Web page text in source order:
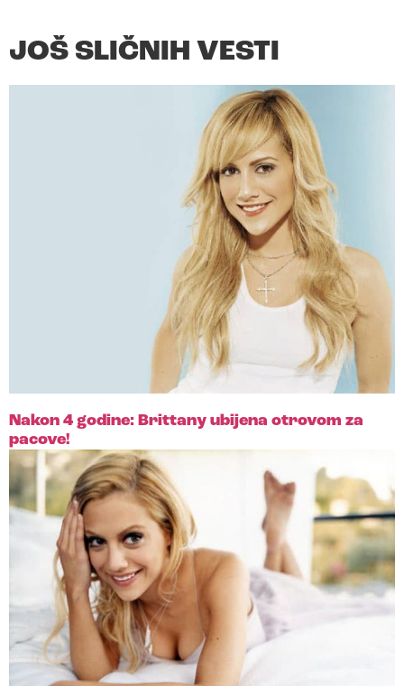
JOŠ SLIČNIH VESTI
Nakon 4 godine: Brittany ubijena otrovom za
pacove!